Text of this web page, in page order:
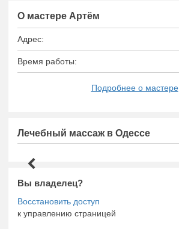
О мастере Артём
Адрес:
Время работы:
Подробнее о мастере
Лечебный массаж в Одессе
Вы владелец?
к управлению страницей